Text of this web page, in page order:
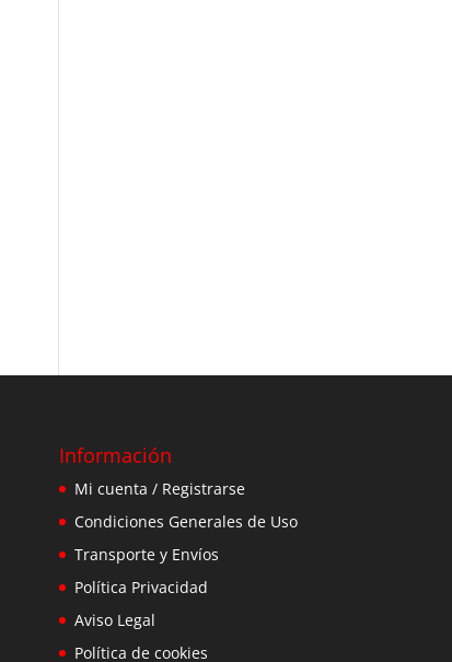
Información
Mi cuenta / Registrarse
Condiciones Generales de Uso
Transporte y Envíos
Política Privacidad
Aviso Legal
Política de cookies